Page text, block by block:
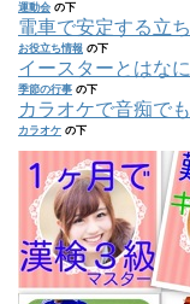
運動会 の下
電車で安定する立
お役立ち情報 の下
イースターとはな
季節の行事 の下
カラオケで音痴で
カラオケ の下